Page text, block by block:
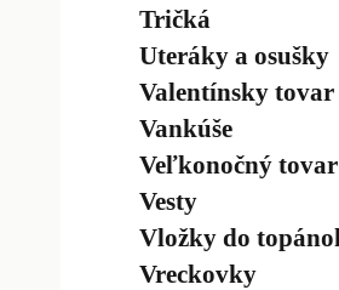
Tričká
Uteráky a osušky
Valentínsky tovar
Vankúše
Veľkonočný tovar
Vesty
Vložky do
Vreckovky